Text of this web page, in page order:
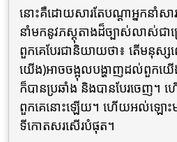
នោះគឺដោយសារតែបណ្ដាអ្នកនាំស
នាំមកនូវភស្ដុតាងដ៏ច្បាស់លាស់ជា
ពួកគេបែរជានិយាយថា៖ តើមនុស្
យើង)អាចចង្អុលបង្ហាញដល់ពួកយើ
ក៏បានប្រឆាំង និងបានបែរចេញ។
ពួកគេនោះឡើយ។ ហើយអល់ឡោះ
ទីកោតសរសើរបំផុត។